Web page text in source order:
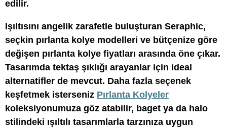
edilir.
Işıltısını angelik zarafetle buluşturan Seraphic,
seçkin pırlanta kolye modelleri ve bütçenize göre
değişen pırlanta kolye fiyatları arasında öne çıkar.
Tasarımda tektaş şıklığı arayanlar için ideal
alternatifler de mevcut. Daha fazla seçenek
keşfetmek isterseniz Pırlanta Kolyeler
koleksiyonumuza göz atabilir, baget ya da halo
stilindeki ışıltılı tasarımlarla tarzınıza uygun